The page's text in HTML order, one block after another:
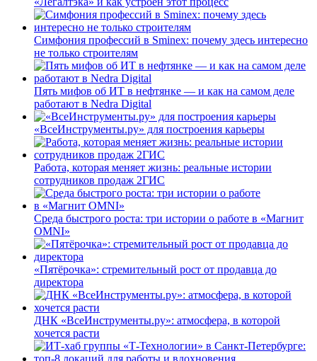
Симфония профессий в Sminex: почему здесь интересно
не только строителям
Пять мифов об ИТ в нефтянке — и как на самом деле
работают в Nedra Digital
«ВсеИнструменты.ру» для построения карьеры
Работа, которая меняет жизнь: реальные истории
сотрудников продаж 2ГИС
Среда быстрого роста: три истории о работе в «Магнит
OMNI»
«Пятёрочка»: стремительный рост от продавца до
директора
ДНК «ВсеИнструменты.ру»: атмосфера, в которой
хочется расти